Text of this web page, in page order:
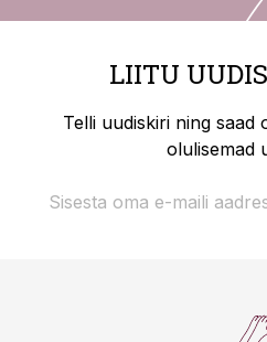
LIITU
Telli uudiskiri ning saad
olulisemad